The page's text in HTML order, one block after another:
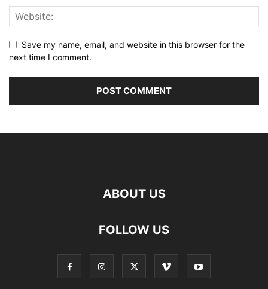
Save my name, email, and website in this browser for the
next time I comment.
ABOUT US
FOLLOW US